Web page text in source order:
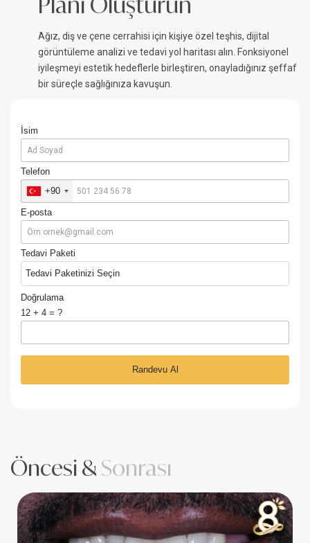
Ağız, diş ve çene cerrahisi için kişiye özel teşhis, dijital
görüntüleme analizi ve tedavi yol haritası alın. Fonksiyonel
iyileşmeyi estetik hedeflerle birleştiren, onayladığınız şeffaf
bir süreçle sağlığınıza kavuşun.
İsim
Telefon
+90
E-posta
Tedavi Paketi
Tedavi Paketinizi Seçin
Doğrulama
12 + 4 = ?
Öncesi & Sonrası